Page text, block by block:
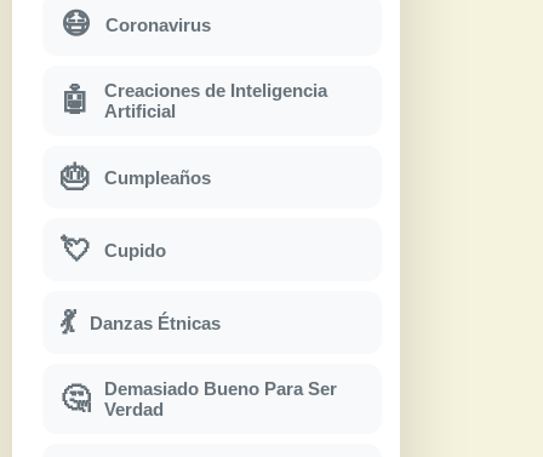
😷 Coronavirus
🤖
Creaciones de Inteligencia
Artificial
🎂 Cumpleaños
💘 Cupido
💃 Danzas Étnicas
🤔
Demasiado Bueno Para Ser
Verdad